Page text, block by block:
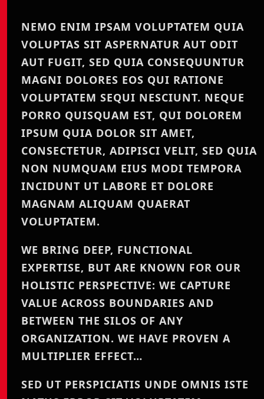
NEMO ENIM IPSAM VOLUPTATEM QUIA
VOLUPTAS SIT ASPERNATUR AUT ODIT
AUT FUGIT, SED QUIA CONSEQUUNTUR
MAGNI DOLORES EOS QUI RATIONE
VOLUPTATEM SEQUI NESCIUNT. NEQUE
PORRO QUISQUAM EST, QUI DOLOREM
IPSUM QUIA DOLOR SIT AMET,
CONSECTETUR, ADIPISCI VELIT, SED QUIA
NON NUMQUAM EIUS MODI TEMPORA
INCIDUNT UT LABORE ET DOLORE
MAGNAM ALIQUAM QUAERAT
VOLUPTATEM.
WE BRING DEEP, FUNCTIONAL
EXPERTISE, BUT ARE KNOWN FOR OUR
HOLISTIC PERSPECTIVE: WE CAPTURE
VALUE ACROSS BOUNDARIES AND
BETWEEN THE SILOS OF ANY
ORGANIZATION. WE HAVE PROVEN A
MULTIPLIER EFFECT…
SED UT PERSPICIATIS UNDE OMNIS ISTE